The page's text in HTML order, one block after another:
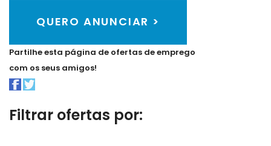
QUERO ANUNCIAR >
Partilhe esta página de ofertas de emprego
com os seus amigos!
Filtrar ofertas por: